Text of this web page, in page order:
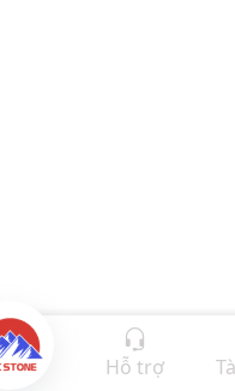
Hỗ trợ